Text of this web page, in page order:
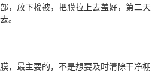
，放下棉被，把膜拉上去盖好，第二天
。
，最主要的，不是想要及时清除干净棚